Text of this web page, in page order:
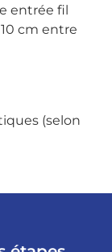
entrée fil
cm entre
(selon